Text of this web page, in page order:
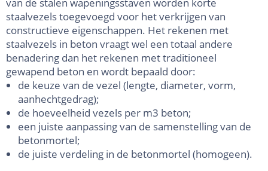
staalvezels toegevoegd voor het verkrijgen van
constructieve eigenschappen. Het rekenen met
staalvezels in beton vraagt wel een totaal andere
benadering dan het rekenen met traditioneel
gewapend beton en wordt bepaald door:
de keuze van de vezel (lengte, diameter, vorm,
aanhechtgedrag);
de hoeveelheid vezels per m3 beton;
een juiste aanpassing van de samenstelling van de
betonmortel;
de juiste verdeling in de betonmortel (homogeen).